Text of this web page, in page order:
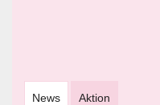
News Aktion